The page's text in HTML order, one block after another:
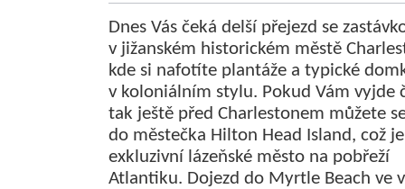
Dnes Vás čeká delší přejezd se
v jižanském historickém městě
kde si nafotíte plantáže a typické
v koloniálním stylu. Pokud Vám vyjde
tak ještě před Charlestonem můžete
do městečka Hilton Head Island, což je
exkluzivní lázeňské město na pobřeží
Atlantiku. Dojezd do Myrtle Beach ve